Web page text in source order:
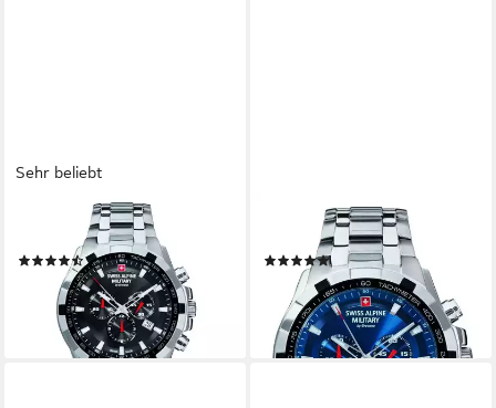
Sehr beliebt
SWISS ALPINE MILITARY
Quarzuhr 7043.9137
(29)
220,00 € UVP649,00 €
lieferbar - in 3-4 Werktagen bei dir
SWISS ALPINE MILITARY
Chronograph Chrono
(58)
ab 219,00 € UVP649,00 €
-66%
lieferbar - in 2-3 Werktagen bei dir